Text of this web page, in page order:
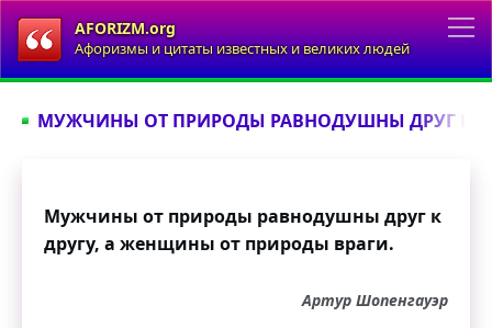
AFORIZM.org
Афоризмы и цитаты известных и великих людей
МУЖЧИНЫ ОТ ПРИРОДЫ РАВНОДУШНЫ ДРУГ К
Мужчины от природы равнодушны друг к
другу, а женщины от природы враги.
Артур Шопенгауэр